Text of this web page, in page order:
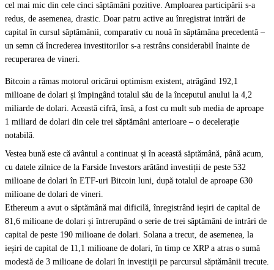
cel mai mic din cele cinci săptămâni pozitive. Amploarea participării s-a
redus, de asemenea, drastic. Doar patru active au înregistrat intrări de
capital în cursul săptămânii, comparativ cu nouă în săptămâna precedentă –
un semn că încrederea investitorilor s-a restrâns considerabil înainte de
recuperarea de vineri.
Bitcoin a rămas motorul oricărui optimism existent, atrăgând 192,1
milioane de dolari și împingând totalul său de la începutul anului la 4,2
miliarde de dolari. Această cifră, însă, a fost cu mult sub media de aproape
1 miliard de dolari din cele trei săptămâni anterioare – o decelerație
notabilă.
Vestea bună este că avântul a continuat și în această săptămână, până acum,
cu datele zilnice de la Farside Investors arătând investiții de peste 532
milioane de dolari în ETF-uri Bitcoin luni, după totalul de aproape 630
milioane de dolari de vineri.
Ethereum a avut o săptămână mai dificilă, înregistrând ieșiri de capital de
81,6 milioane de dolari și întrerupând o serie de trei săptămâni de intrări de
capital de peste 190 milioane de dolari. Solana a trecut, de asemenea, la
ieșiri de capital de 11,1 milioane de dolari, în timp ce XRPa atras o sumă
modestă de 3 milioane de dolari în investiții pe parcursul săptămânii trecute.